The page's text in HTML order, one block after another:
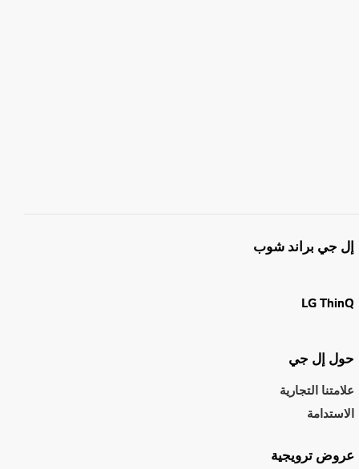
إل جي براند شوب
LG ThinQ
حول إل جي
علامتنا التجارية
الاستدامة
عروض ترويجية